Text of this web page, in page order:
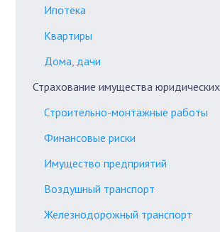
Ипотека
Квартиры
Дома, дачи
Страхование имущества
Строительно-монтажные работы
Финансовые риски
Имущество предприятий
Воздушный транспорт
Железнодорожный транспорт